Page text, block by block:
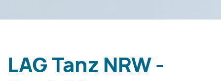
LAG Tanz NRW -